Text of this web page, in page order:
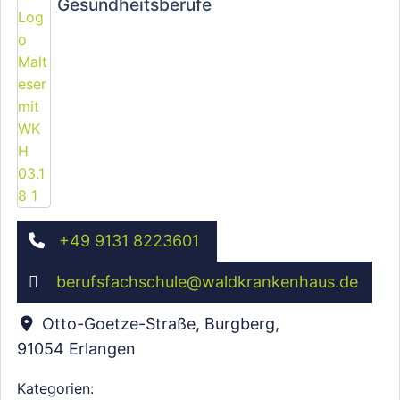
Gesundheitsberufe
+49 9131 8223601
berufsfachschule@waldkrankenhaus.de
Otto-Goetze-Straße, Burgberg,
91054 Erlangen
Kategorien: